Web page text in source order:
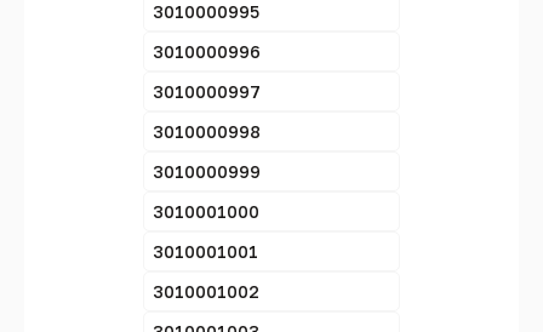
3010000995
3010000996
3010000997
3010000998
3010000999
3010001000
3010001001
3010001002